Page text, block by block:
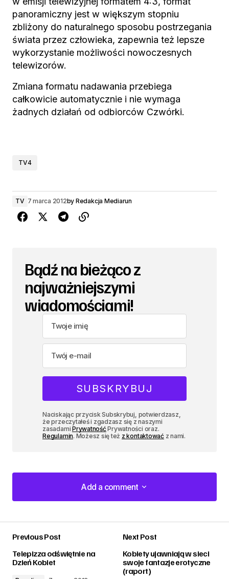
panoramiczny jest w większym stopniu
zbliżony do naturalnego sposobu postrzegania
świata przez człowieka, zapewnia też lepsze
wykorzystanie możliwości nowoczesnych
telewizorów.
Zmiana formatu nadawania przebiega
całkowicie automatycznie i nie wymaga
żadnych działań od odbiorców Czwórki.
TV4
TV 7 marca 2012by Redakcja Mediarun
Bądź na bieżąco z
najważniejszymi
wiadomościami!
Naciskając przycisk Subskrybuj, potwierdzasz,
że przeczytałeś i zgadzasz się z naszymi
zasadamiPrywatnośćPrywatności oraz.
Regulamin. Możesz się też z kontaktowaćz nami.
Add a comment
Add a comment
Previous Post
Telepizza odświętnie na
Dzień Kobiet
Next Post
Kobiety ujawniają w sieci
swoje fantazje erotyczne
(raport)